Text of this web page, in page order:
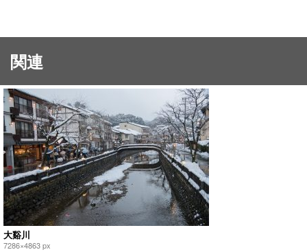
関連
大谿川
7286×4863 px